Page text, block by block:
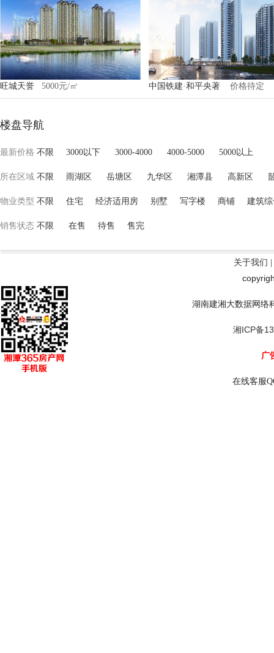
旺城天誉 5000元/㎡ 中国铁建·和平央著 价格待定
楼盘导航
最新价格 不限 3000以下 3000-4000 4000-5000 5000以上
所在区域 不限 雨湖区 岳塘区 九华区 湘潭县 高新区
物业类型 不限 住宅 经济适用房 别墅 写字楼 商铺 建筑
销售状态 不限 在售 待售 售完
关于我们
湖南建湘大数据网
湘ICP备
广
在线客服